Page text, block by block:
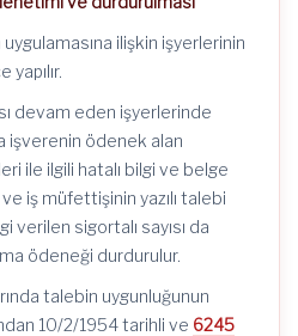
uygulamasına ilişkin işyerlerinin
devam eden işyerlerinde
işverenin ödenek alan
ile ilgili hatalı bilgi ve belge
iş müfettişinin yazılı talebi
verilen sigortalı sayısı da
ödeneği durdurulur.
talebin uygunluğunun
10/2/1954 tarihli ve 6245